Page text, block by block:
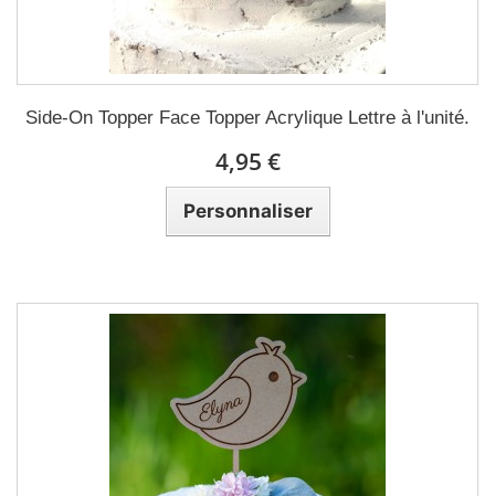
Side-On Topper Face Topper Acrylique Lettre à l'unité.
4,95 €
Personnaliser